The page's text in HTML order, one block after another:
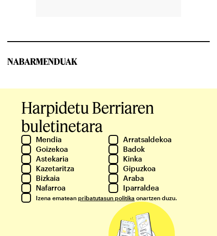
NABARMENDUAK
Harpidetu Berriaren
buletinetara
Mendia
Arratsaldekoa
Goizekoa
Badok
Astekaria
Kinka
Kazetaritza
Gipuzkoa
Bizkaia
Araba
Nafarroa
Iparraldea
Izena ematean pribatutasun politika onartzen duzu.